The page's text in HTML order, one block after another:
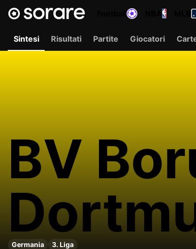
Sintesi Risultati Partite Giocatori
BV
Germania 3. Liga